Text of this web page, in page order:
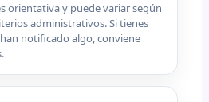
orientativa y puede variar según
administrativos. Si tienes
notificado algo, conviene